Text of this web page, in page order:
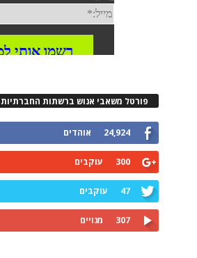
פורטל משאבי אנוש ברשתות החברתיות
24,924 אוהדים
300 עוקבים
47 עוקבים
307 מנויים